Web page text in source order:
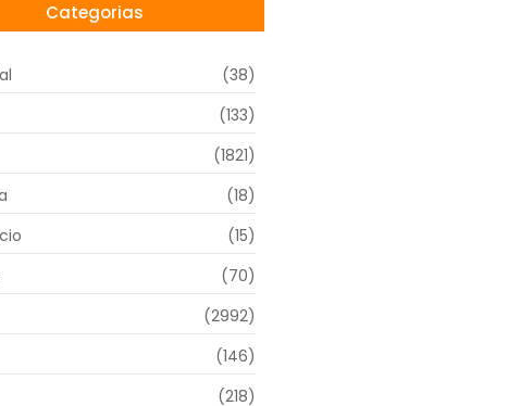
Categorias
(38)
(133)
(1821)
(18)
(15)
(70)
(2992)
(146)
(218)